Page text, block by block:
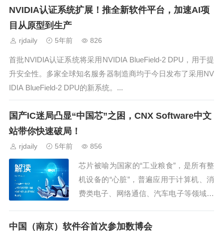
量。...
NVIDIA认证系统扩展！推全新软件平台，加速AI项
目从原型到生产
rjdaily 5年前 826
首批NVIDIA认证系统将采用NVIDIA BlueField-2 DPU，用于提
升安全性。多家全球知名服务器制造商均于今日发布了采用NV
IDIA BlueField-2 DPU的新系统。...
国产IC迷局凸显“中国芯”之困，CNX Software中文
站带你快速破局！
rjdaily 5年前 856
芯片被喻为国家的“工业粮食”，是所有整
机设备的“心脏”，普遍应用于计算机、消
费类电子、网络通信、汽车电子等领域。
原油、铁矿砂、粮食的进口额总和。...
中国（南京）软件谷首次参加数博会